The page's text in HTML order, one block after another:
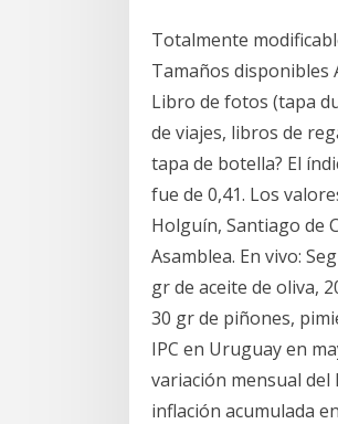
Totalmente
Tamaños disponibles
Libro de fotos (tapa
de viajes, libros de
tapa de botella? El
fue de 0,41. Los
Holguín, Santiago de
Asamblea. En vivo:
gr de aceite de oliva,
30 gr de piñones,
IPC en Uruguay en
variación mensual del
inflación acumulada